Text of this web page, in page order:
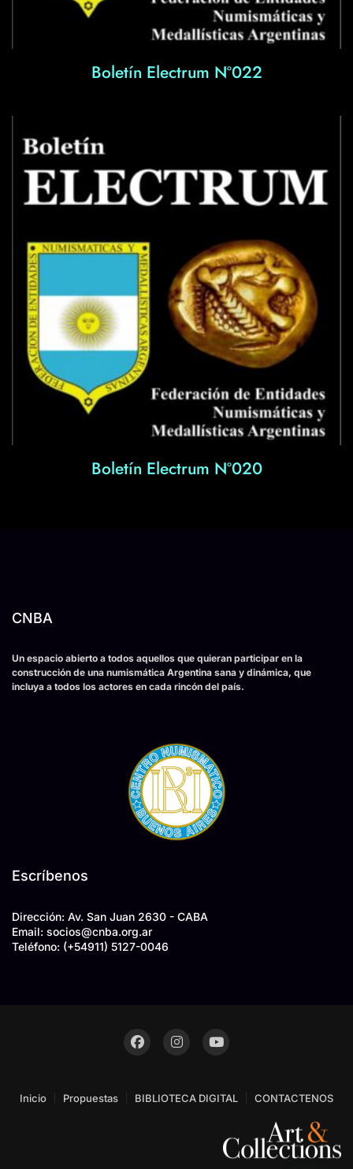
Boletín Electrum Nº022
Boletín Electrum Nº020
CNBA
Un espacio abierto a todos aquellos que quieran participar en la
construcción de una numismática Argentina sana y dinámica, que
incluya a todos los actores en cada rincón del país.
Escríbenos
Dirección: Av. San Juan 2630 - CABA
Email: socios@cnba.org.ar
Teléfono: (+54911) 5127-0046
Inicio Propuestas BIBLIOTECA DIGITAL CONTACTENOS